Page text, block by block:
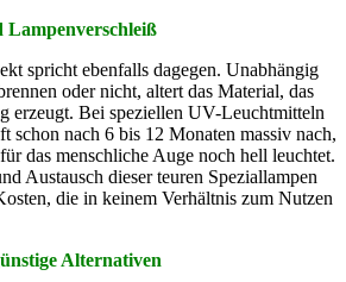
spricht ebenfalls dagegen. Unabhängig
oder nicht, altert das Material, das
erzeugt. Bei speziellen UV-Leuchtmitteln
schon nach 6 bis 12 Monaten massiv nach,
das menschliche Auge noch hell leuchtet.
Austausch dieser teuren Speziallampen
die in keinem Verhältnis zum Nutzen
Alternativen